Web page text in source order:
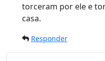
torceram por ele e
casa.
Responder